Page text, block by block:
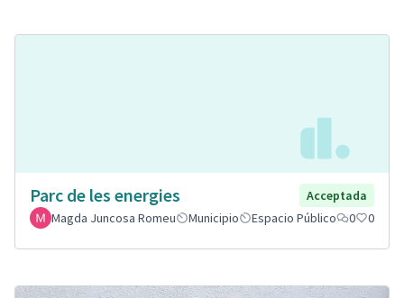
Parc de les energies
Acceptada
Magda Juncosa Romeu
Municipio Espacio Público 0 0